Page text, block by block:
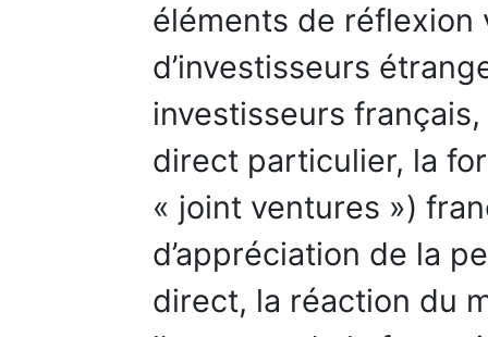
éléments de
d’investisseurs
investisseurs
direct particulier, la
« joint ventures »)
d’appréciation de la
direct, la réaction du